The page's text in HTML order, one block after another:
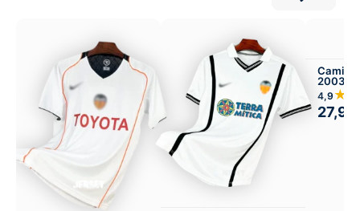
2003-
4,9
27,99